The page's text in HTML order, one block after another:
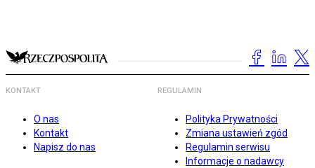
KONTAKT
O nas
Kontakt
Napisz do nas
REGULAMIN
Polityka Prywatności
Zmiana ustawień zgód
Regulamin serwisu
Informacje o nadawcy